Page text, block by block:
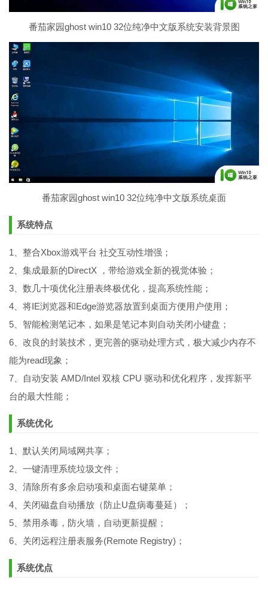
番茄家园ghost win10 32位纯净中文版系统安装背景图
番茄家园ghost win10 32位纯净中文版系统桌面
系统特点
1、整合Xbox游戏平台 社交互动性增强；
2、集成最新的DirectX ，带给游戏全新的视觉体验；
3、数几十项优化注册表终极优化，提高系统性能；
4、将IE浏览器和Edge游览器放置到桌面方便用户使用；
5、智能检测笔记本，如果是笔记本则自动关闭小键盘；
6、改良的封装技术，更完善的驱动处理方式，极大减少内存不
能为read现象；
7、自动安装 AMD/Intel 双核 CPU 驱动和优化程序，发挥新平
台的最大性能；
系统优化
1、默认关闭局域网共享；
2、一键清理系统垃圾文件；
3、清除所有多余启动项和桌面右键菜单；
4、关闭磁盘自动播放（防止U盘病毒蔓延）；
5、禁用杀毒，防火墙，自动更新提醒；
6、关闭远程注册表服务(Remote Registry)；
系统优点